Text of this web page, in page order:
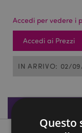
Accedi per vedere i
Accedi ai Prezzi
IN ARRIVO: 02/
Questo